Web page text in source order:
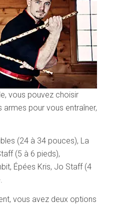
vous pouvez choisir
armes pour vous entraîner,
(24 à 34 pouces), La
(5 à 6 pieds),
Épées Kris, Jo Staff (4
vous avez deux options